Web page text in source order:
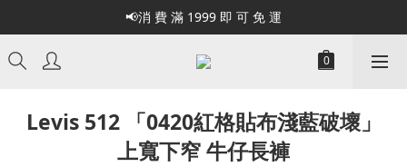
📢消 費 滿 1999 即 可 免 運
Levis 512 「0420紅格貼布淺藍破壞」
上寬下窄 牛仔長褲